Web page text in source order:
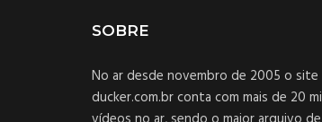
SOBRE
No ar desde novembro de 2005 o site
ducker.com.br conta com mais de 20